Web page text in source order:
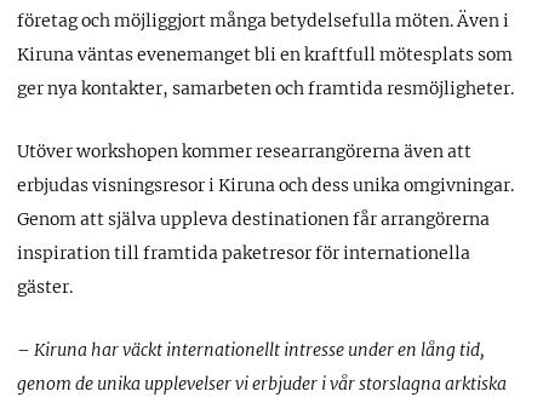
företag och möjliggjort många betydelsefulla möten. Även i
Kiruna väntas evenemanget bli en kraftfull mötesplats som
ger nya kontakter, samarbeten och framtida resmöjligheter.
Utöver workshopen kommer researrangörerna även att
erbjudas visningsresor i Kiruna och dess unika omgivningar.
Genom att själva uppleva destinationen får arrangörerna
inspiration till framtida paketresor för internationella
gäster.
– Kiruna har väckt internationellt intresse under en lång tid,
genom de unika upplevelser vi erbjuder i vår storslagna arktiska